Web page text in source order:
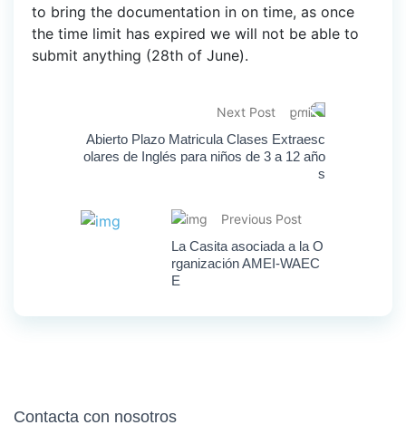
to bring the documentation in on time, as once
the time limit has expired we will not be able to
submit anything (28th of June).
Previous Post
La Casita asociada a la O
rganización AMEI-WAEC
E
Next Post
Abierto Plazo Matricula Clases Extraesc
olares de Inglés para niños de 3 a 12 año
s
Contacta con nosotros